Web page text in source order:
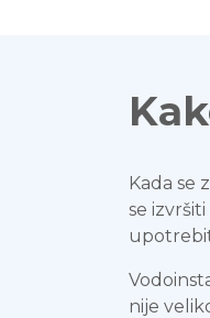
Kada se
se
nije